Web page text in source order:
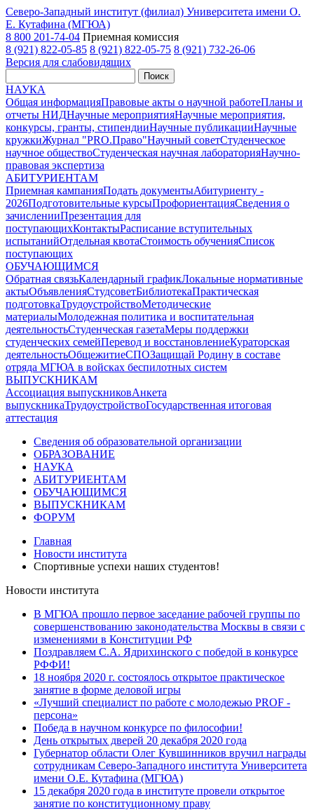
Северо-Западный институт (филиал) Университета имени О.
Е. Кутафина (МГЮА)
8 800 201-74-04 Приемная комиссия
8 (921) 822-05-85 8 (921) 822-05-75 8 (921) 732-26-06
Версия для слабовидящих
Поиск
НАУКА
Общая информацияПравовые акты о научной работеПланы и
отчеты НИДНаучные мероприятияНаучные мероприятия,
конкурсы, гранты, стипендииНаучные публикацииНаучные
кружкиЖурнал "PRO.Право"Научный советСтуденческое
научное обществоСтуденческая научная лабораторияНаучно-
правовая экспертиза
АБИТУРИЕНТАМ
Приемная кампанияПодать документыАбитуриенту -
2026Подготовительные курсыПрофориентацияСведения о
зачисленииПрезентация для
поступающихКонтактыРасписание вступительных
испытанийОтдельная квотаСтоимость обученияCписок
поступающих
ОБУЧАЮЩИМСЯ
Обратная связьКалендарный графикЛокальные нормативные
актыОбъявленияСтудсоветБиблиотекаПрактическая
подготовкаТрудоустройствоМетодические
материалыМолодежная политика и воспитательная
деятельностьСтуденческая газетаМеры поддержки
студенческих семейПеревод и восстановлениеКураторская
деятельностьОбщежитиеСПОЗащищай Родину в составе
отряда МГЮА в войсках беспилотных систем
ВЫПУСКНИКАМ
Ассоциация выпускниковАнкета
выпускникаТрудоустройствоГосударственная итоговая
аттестация
Сведения об образовательной организации
ОБРАЗОВАНИЕ
НАУКА
АБИТУРИЕНТАМ
ОБУЧАЮЩИМСЯ
ВЫПУСКНИКАМ
ФОРУМ
Главная
Новости института
Спортивные успехи наших студентов!
Новости института
В МГЮА прошло первое заседание рабочей группы по
совершенствованию законодательства Москвы в связи с
изменениями в Конституции РФ
Поздравляем С.А. Ядрихинского с победой в конкурсе
РФФИ!
18 ноября 2020 г. состоялось открытое практическое
занятие в форме деловой игры
«Лучший специалист по работе с молодежью PROF -
персона»
Победа в научном конкурсе по философии!
День открытых дверей 20 декабря 2020 года
Губернатор области Олег Кувшинников вручил награды
сотрудникам Северо-Западного института Университета
имени О.Е. Кутафина (МГЮА)
15 декабря 2020 года в институте провели открытое
занятие по конституционному праву